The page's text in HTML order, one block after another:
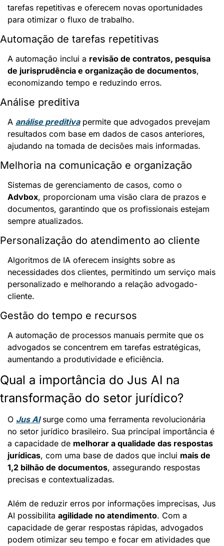
tarefas repetitivas e oferecem novas oportunidades
para otimizar o fluxo de trabalho.
Automação de tarefas repetitivas
A automação inclui a revisão de contratos, pesquisa
de jurisprudência e organização de documentos,
economizando tempo e reduzindo erros.
Análise preditiva
A análise preditiva permite que advogados prevejam
resultados com base em dados de casos anteriores,
ajudando na tomada de decisões mais informadas.
Melhoria na comunicação e organização
Advbox, proporcionam uma visão clara de prazos e
documentos, garantindo que os profissionais estejam
sempre atualizados.
Personalização do atendimento ao cliente
Algoritmos de IA oferecem insights sobre as
necessidades dos clientes, permitindo um serviço mais
personalizado e melhorando a relação advogado-
cliente.
Gestão do tempo e recursos
A automação de processos manuais permite que os
advogados se concentrem em tarefas estratégicas,
aumentando a produtividade e eficiência.
Qual a importância do Jus AI na
transformação do setor jurídico?
O Jus AI surge como uma ferramenta revolucionária
no setor jurídico brasileiro. Sua principal importância é
a capacidade de melhorar a qualidade das respostas
jurídicas, com uma base de dados que inclui mais de
1,2 bilhão de documentos, assegurando respostas
precisas e contextualizadas.
Além de reduzir erros por informações imprecisas, Jus
AI possibilita agilidade no atendimento. Com a
capacidade de gerar respostas rápidas, advogados
podem otimizar seu tempo e focar em atividades que